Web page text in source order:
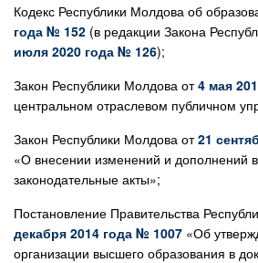
Кодекс Республики Молдова об
года № 152 (в редакции Закона
июля 2020 года № 126);
Закон Республики Молдова от4 мая
центральном отраслевом публичном
Закон Республики Молдова от21
«О внесении изменений и дополнений
законодательные акты»;
Постановление Правительства
декабря 2014 года № 1007 «Об
организации высшего образования в